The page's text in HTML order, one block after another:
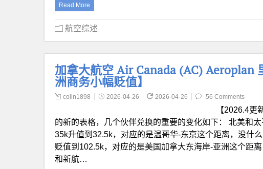
Read More
航空综述
加拿大航空 Air Canada (AC) Aeroplan
洲商务小幅贬值】
colin1898 2026-04-26 2026-04-26 56 Comments
【2026.4
的新的表格，几个伙伴兑换的重要的变化如下： 北美和
35k升值到32.5k，对应的是温哥华-东京这个距离，没什
贬值到102.5k，对应的是美国加拿大东海岸-亚洲这个距
和新航…